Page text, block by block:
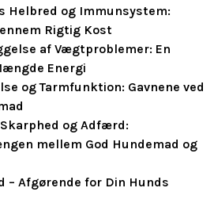
Helbred og Immunsystem:
Rigtig Kost
af Vægtproblemer: En
Energi
og Tarmfunktion: Gavnene ved
og Adfærd:
mellem God Hundemad og
– Afgørende for Din Hunds